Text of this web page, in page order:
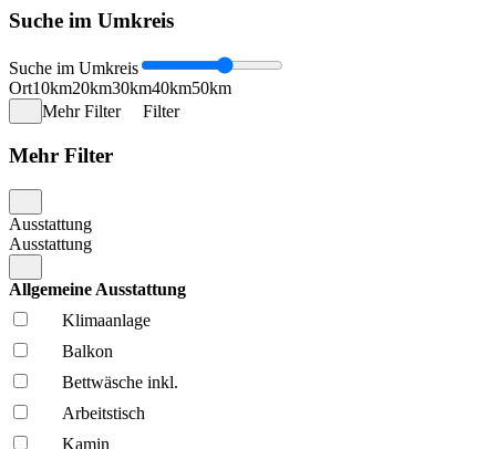
Suche im Umkreis
Suche im Umkreis
Ort10km20km30km40km50km
Mehr Filter
Filter
Mehr Filter
Ausstattung
Ausstattung
Allgemeine Ausstattung
Klima­anlage
Balkon
Bettwäsche inkl.
Arbeitstisch
Kamin